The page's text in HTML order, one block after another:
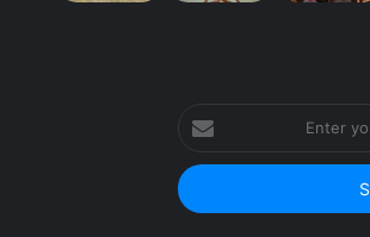
your
Email
address